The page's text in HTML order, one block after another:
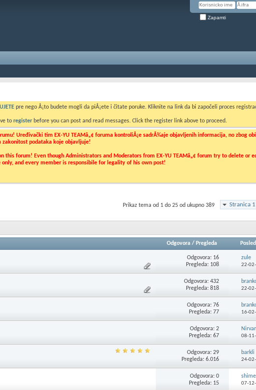
Zapamti
pre nego Å¡to budete mogli da piÅ¡ete i čitate poruke. Kliknite na link da bi započeli proces
to register before you can post and read messages. Click the register link above to proceed.
Uređivački tim EX-YU TEAMâ„¢ foruma kontroliÅ¡e sadrÅ¾aje objavljenih informacija, no zbog
zakonitost podataka koje objavljuje!
forum! Even though Administrators and Moderators from EX-YU TEAMâ„¢ forum try to delete or
and every member is responsibile for legality of his own post!
Stranica
Prikaz tema od 1 do 25 od ukupno 389
Odgovora / Pregleda
Odgovora: 16
Pregleda: 108
zule
22-
Odgovora: 432
Pregleda: 818
22-
Odgovora: 76
Pregleda: 77
16-
Odgovora: 2
Pregleda: 67
08-
Odgovora: 29
Pregleda: 6.016
barkli
24-
Odgovora: 0
Pregleda: 15
shime
07-